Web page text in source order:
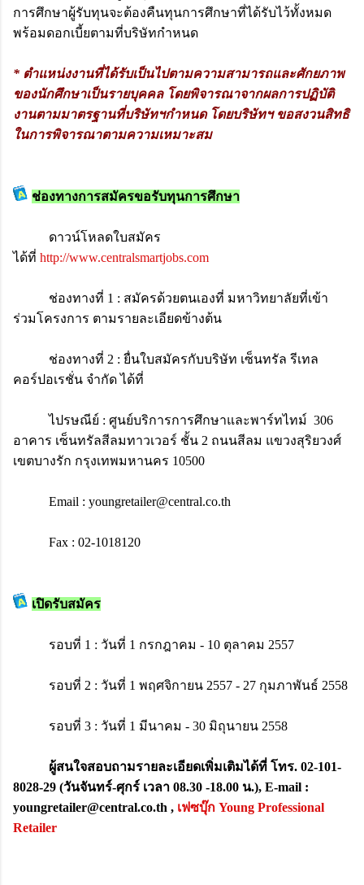
การศึกษาผู้รับทุนจะต้องคืนทุนการศึกษาที่ได้รับไว้ทั้งหมด
พร้อมดอกเบี้ยตามที่บริษัทกำหนด
* ตำแหน่งงานที่ได้รับเป็นไปตามความสามารถและศักยภาพ
ของนักศึกษาเป็นรายบุคคล โดยพิจารณาจากผลการปฏิบัติ
งานตามมาตรฐานที่บริษัทฯกำหนด โดยบริษัทฯ ขอสงวนสิทธิ
ในการพิจารณาตามความเหมาะสม
ช่องทางการสมัครขอรับทุนการศึกษา
ดาวน์โหลดใบสมัคร
ได้ที่ http://www.centralsmartjobs.com
ช่องทางที่ 1 : สมัครด้วยตนเองที่ มหาวิทยาลัยที่เข้า
ร่วมโครงการ ตามรายละเอียดข้างต้น
ช่องทางที่ 2 : ยื่นใบสมัครกับบริษัท เซ็นทรัล รีเทล
คอร์ปอเรชั่น จำกัด ได้ที่
ไปรษณีย์ : ศูนย์บริการการศึกษาและพาร์ทไทม์ 306
อาคาร เซ็นทรัลสีลมทาวเวอร์ ชั้น 2 ถนนสีลม แขวงสุริยวงศ์
เขตบางรัก กรุงเทพมหานคร 10500
Email : youngretailer@central.co.th
Fax : 02-1018120
เปิดรับสมัคร
รอบที่ 1 : วันที่ 1 กรกฎาคม - 10 ตุลาคม 2557
รอบที่ 2 : วันที่ 1 พฤศจิกายน 2557 - 27 กุมภาพันธ์ 2558
รอบที่ 3 : วันที่ 1 มีนาคม - 30 มิถุนายน 2558
ผู้สนใจสอบถามรายละเอียดเพิ่มเติมได้ที่ โทร. 02-101-
8028-29 (วันจันทร์-ศุกร์ เวลา 08.30 -18.00 น.), E-mail :
youngretailer@central.co.th , เฟซบุ๊ก Young Professional
Retailer